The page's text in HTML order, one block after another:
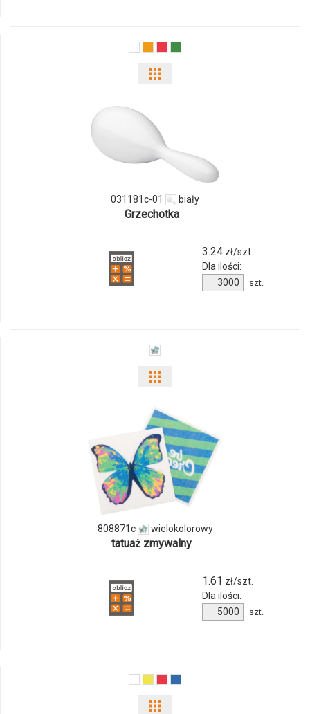
ilości
produktu
031181c-
031181c-01 biały
Grzechotka
3.24zł/szt.
Dla ilości:
Ilość
produktu
szt.
i
ilości
produktu
808871c wielokolorowy
tatuaż zmywalny
1.61 zł/szt.
Dla ilości:
Ilość
produktu
szt.